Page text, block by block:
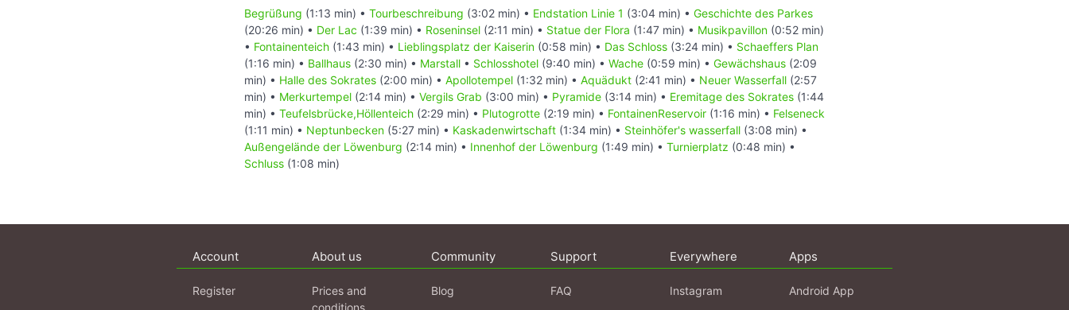
Begrüßung (1:13 min) • Tourbeschreibung (3:02 min) • Endstation Linie 1 (3:04 min) • Geschichte des Parkes
(20:26 min) • Der Lac (1:39 min) • Roseninsel (2:11 min) • Statue der Flora (1:47 min) • Musikpavillon (0:52 min)
• Fontainenteich (1:43 min) • Lieblingsplatz der Kaiserin (0:58 min) • Das Schloss (3:24 min) • Schaeffers Plan
(1:16 min) • Ballhaus (2:30 min) • Marstall • Schlosshotel (9:40 min) • Wache (0:59 min) • Gewächshaus (2:09
min) • Halle des Sokrates (2:00 min) • Apollotempel (1:32 min) • Aquädukt (2:41 min) • Neuer Wasserfall (2:57
min) • Merkurtempel (2:14 min) • Vergils Grab (3:00 min) • Pyramide (3:14 min) • Eremitage des Sokrates (1:44
min) • Teufelsbrücke,Höllenteich (2:29 min) • Plutogrotte (2:19 min) • FontainenReservoir (1:16 min) • Felseneck
(1:11 min) • Neptunbecken (5:27 min) • Kaskadenwirtschaft (1:34 min) • Steinhöfer's wasserfall (3:08 min) •
Außengelände der Löwenburg (2:14 min) • Innenhof der Löwenburg (1:49 min) • Turnierplatz (0:48 min) •
Schluss (1:08 min)
Account
Register
About us
Prices and
Community
Blog
Support
FAQ
Everywhere
Instagram
Apps
Android App